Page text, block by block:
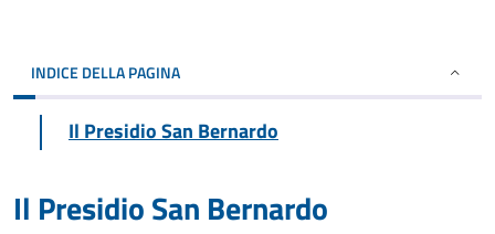
INDICE DELLA PAGINA
Il Presidio San Bernardo
Il Presidio San Bernardo